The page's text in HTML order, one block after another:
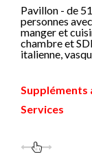
Pavillon - de
personnes
manger et
chambre et
italienne,
Suppléments
Services